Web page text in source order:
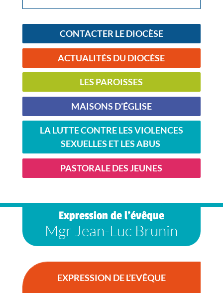
CONTACTER LE DIOCÈSE
ACTUALITÉS DU DIOCÈSE
LES PAROISSES
MAISONS D’ÉGLISE
LA LUTTE CONTRE LES VIOLENCES
SEXUELLES ET LES ABUS
PASTORALE DES JEUNES
Expression de l’évêque
Mgr Jean-Luc Brunin
EXPRESSION DE L’EVÊQUE